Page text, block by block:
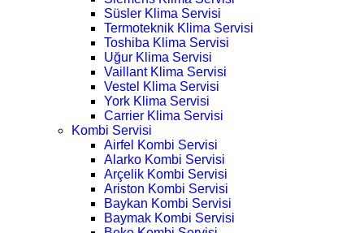
Süsler Klima Servisi
Termoteknik Klima Servisi
Toshiba Klima Servisi
Uğur Klima Servisi
Vaillant Klima Servisi
Vestel Klima Servisi
York Klima Servisi
Carrier Klima Servisi
Kombi Servisi
Airfel Kombi Servisi
Alarko Kombi Servisi
Arçelik Kombi Servisi
Ariston Kombi Servisi
Baykan Kombi Servisi
Baymak Kombi Servisi